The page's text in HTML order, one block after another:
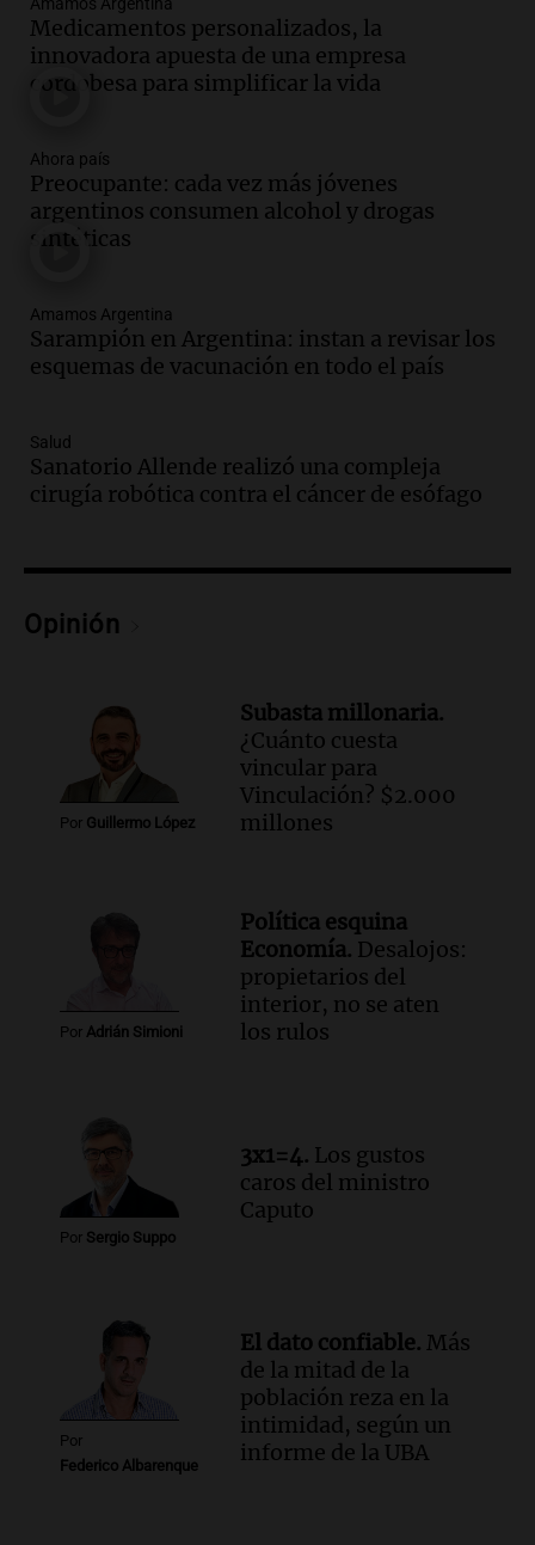
edificios y proyecta una casa del
estudiante con 48 municipios
involucrados
Audio.
Aldosivi (Zalazar en contra) - relato
Gato Greco
Deportes Rosario
en la Sociedad Rural de Bulaya con
actividades para toda la familia
edificios y una casa del estudiante para
jóvenes de la región
bonarda para disfrutar el fin de semana
en Mendoza
Audio. Preparativos finales para la gran
exposición en la sociedad rural de
Bulaya este sábado
Panorama Federal
oxígeno en Montecastro
Panorama Federal
Audio.Río Gallegos reporta frío extremo
y llega avión para escuelas de la décima
Episodios
Amamos Argentina
Medicamentos personalizados, la
innovadora apuesta de una empresa
cordobesa para simplificar la vida
Ahora país
Preocupante: cada vez más jóvenes
argentinos consumen alcohol y drogas
sintéticas
Amamos Argentina
Sarampión en Argentina: instan a revisar los
esquemas de vacunación en todo el país
Salud
Sanatorio Allende realizó una compleja
cirugía robótica contra el cáncer de esófago
Opinión
Por Guillermo López
Subasta millonaria.
¿Cuánto cuesta
vincular para
Vinculación? $2.000
millones
Por Adrián Simioni
Política esquina
Economía. Desalojos:
propietarios del
interior, no se aten
los rulos
Por Sergio Suppo
3x1=4. Los gustos
caros del ministro
Caputo
Por
Federico Albarenque
El dato confiable. Más
de la mitad de la
población reza en la
intimidad, según un
informe de la UBA